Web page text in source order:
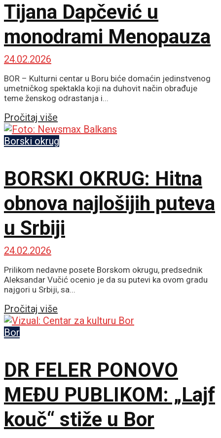
Tijana Dapčević u
monodrami Menopauza
24.02.2026
BOR – Kulturni centar u Boru biće domaćin jedinstvenog
umetničkog spektakla koji na duhovit način obrađuje
teme ženskog odrastanja i...
Pročitaj više
Borski okrug
BORSKI OKRUG: Hitna
obnova najlošijih puteva
u Srbiji
24.02.2026
Prilikom nedavne posete Borskom okrugu, predsednik
Aleksandar Vučić ocenio je da su putevi ka ovom gradu
najgori u Srbiji, sa...
Pročitaj više
Bor
DR FELER PONOVO
MEĐU PUBLIKOM: „Lajf
kouč“ stiže u Bor